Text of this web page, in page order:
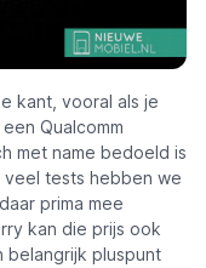
kant, vooral als je
Qualcomm
met name bedoeld is
tests hebben we
daar prima mee
kan die prijs ook
belangrijk pluspunt